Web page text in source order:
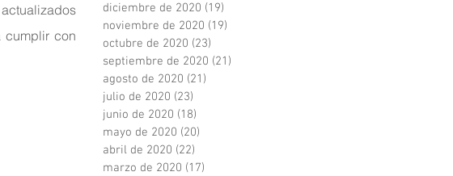
cumplir con
diciembre de 2020 (19)
noviembre de 2020 (19)
octubre de 2020 (23)
septiembre de 2020 (21)
agosto de 2020 (21)
julio de 2020 (23)
junio de 2020 (18)
mayo de 2020 (20)
abril de 2020 (22)
marzo de 2020 (17)